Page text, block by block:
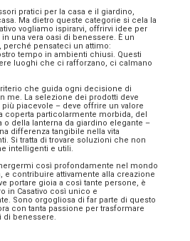
pratici per la casa e il giardino,
Ma dietro queste categorie si cela la
vogliamo ispirarvi, offrirvi idee per
una vera oasi di benessere. È un
pensateci un attimo:
tempo in ambienti chiusi. Questi
luoghi che ci rafforzano, ci calmano
che guida ogni decisione di
me. La selezione dei prodotti deve
piacevole – deve offrire un valore
coperta particolarmente morbida, del
della lanterna da giardino elegante –
differenza tangibile nella vita
Si tratta di trovare soluzioni che non
intelligenti e utili.
così profondamente nel mondo
e contribuire attivamente alla creazione
portare gioia a così tante persone, è
in Casativo così unico e
Sono orgogliosa di far parte di questo
con tanta passione per trasformare
di benessere.